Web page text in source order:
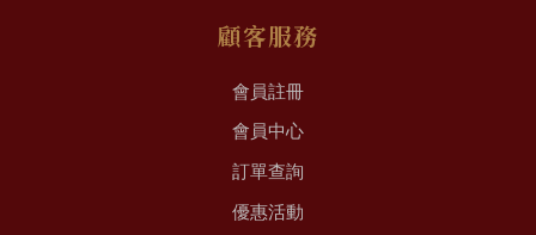
顧客服務
會員註冊
會員中心
訂單查詢
優惠活動